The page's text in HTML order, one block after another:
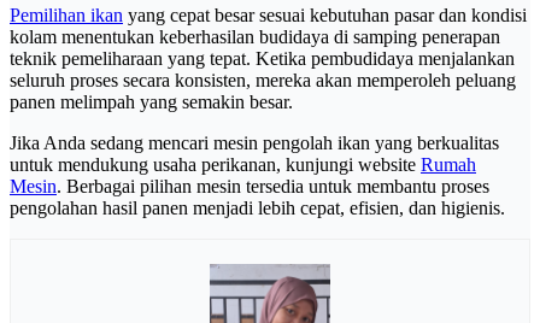
Pemilihan ikan yang cepat besar sesuai kebutuhan pasar dan kondisi
kolam menentukan keberhasilan budidaya di samping penerapan
teknik pemeliharaan yang tepat. Ketika pembudidaya menjalankan
seluruh proses secara konsisten, mereka akan memperoleh peluang
panen melimpah yang semakin besar.
Jika Anda sedang mencari mesin pengolah ikan yang berkualitas
untuk mendukung usaha perikanan, kunjungi website Rumah
Mesin. Berbagai pilihan mesin tersedia untuk membantu proses
pengolahan hasil panen menjadi lebih cepat, efisien, dan higienis.